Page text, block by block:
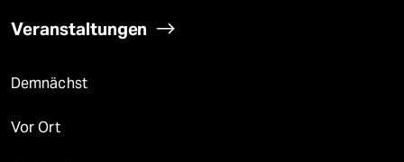
Veranstaltungen
Demnächst
Vor Ort